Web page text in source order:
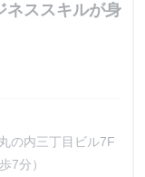
ネススキルが身
の内三丁目ビル7F
7分）